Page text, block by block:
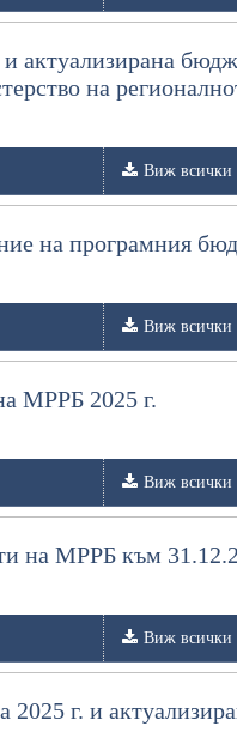
актуализирана
на
Виж всички
на програмния
Виж всички
МРРБ 2025 г.
Виж всички
на МРРБ към
Виж всички
2025 г. и